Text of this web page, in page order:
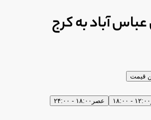
آباد به کرج
قیمت
۱۲:۰۰ - ۱۸:۰۰ عصر ۱۸:۰۰ - ۲۴:۰۰